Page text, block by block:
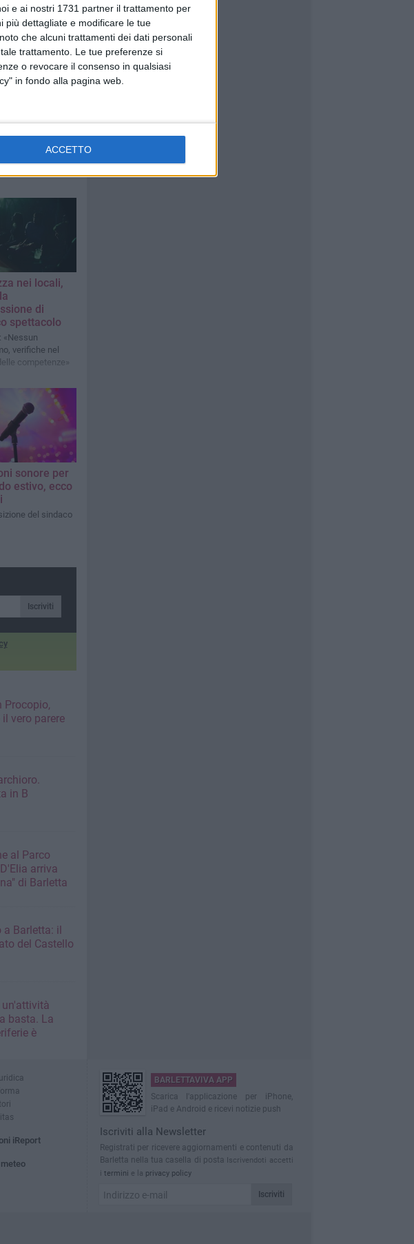
e ai nostri 1731 partner il trattamento per
più dettagliate e modificare le tue
che alcuni trattamenti dei dati personali
trattamento. Le tue preferenze si
o revocare il consenso in qualsiasi
in fondo alla pagina web.
ACCETTO
– ma
nei locali,
di
spettacolo
«Nessun
verifiche nel
competenze»
sonore per
estivo, ecco
del sindaco
Iscriviti
Procopio,
vero parere
in B
al Parco
arriva
di Barletta
a Barletta: il
del Castello
basta. La
è
iReport
BARLETTAVIVA APP
Scarica l'applicazione per iPhone,
iPad e Android e ricevi notizie push
Iscriviti alla Newsletter
Registrati per ricevere aggiornamenti e contenuti da
Barletta nella tua casella di posta Iscrivendoti accetti
i termini e la privacy policy
Iscriviti